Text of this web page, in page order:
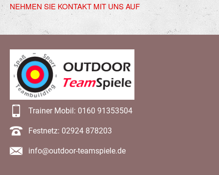
NEHMEN SIE KONTAKT MIT UNS AUF
Trainer Mobil: 0160 91353504
Festnetz: 02924 878203
info@outdoor-teamspiele.de